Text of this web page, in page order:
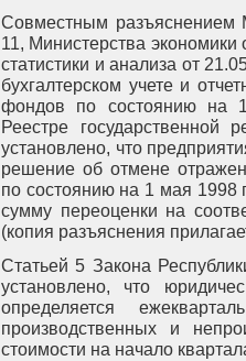
Совместным разъяснением
11, Министерства экономики
статистики и анализа от
бухгалтерском учете и
фондов по состоянию на
Реестре государственной
установлено, что
решение об отмене
по состоянию на 1 мая 1998
сумму переоценки на
(копия разъяснения
Статьей 5 Закона
установлено, что
определяется
производственных и
стоимости на начало